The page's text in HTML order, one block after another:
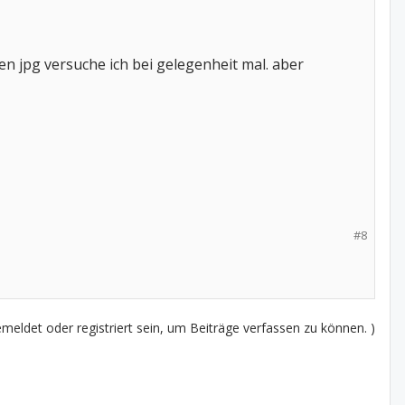
jpg versuche ich bei gelegenheit mal. aber
#8
oder registriert sein, um Beiträge verfassen zu können. )